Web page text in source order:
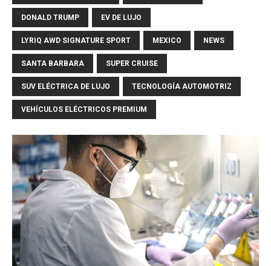
DONALD TRUMP EV DE LUJO
LYRIQ AWD SIGNATURE SPORT MEXICO NEWS
SANTA BARBARA SUPER CRUISE
SUV ELÉCTRICA DE LUJO TECNOLOGÍA AUTOMOTRIZ
VEHÍCULOS ELÉCTRICOS PREMIUM